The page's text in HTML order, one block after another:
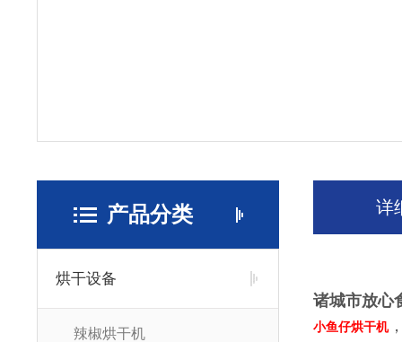
产品分类
烘干设备
辣椒烘干机
详
诸城市放心
小鱼仔烘干机